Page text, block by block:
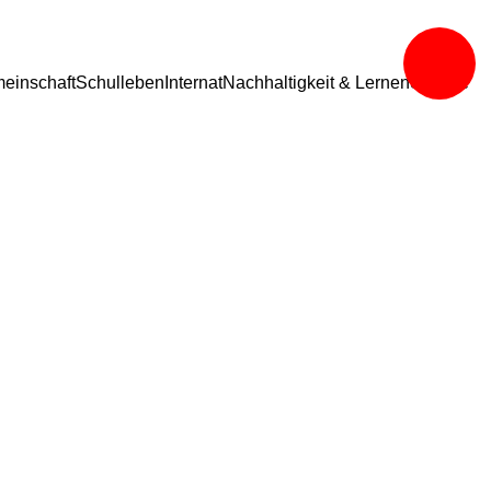
Schulleben InternatNachhaltigkeit & LernenService